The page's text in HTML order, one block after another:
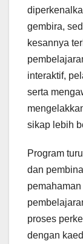
gembira,
kesannya
interaktif,
serta
sikap lebih
Program
dan
proses
dengan